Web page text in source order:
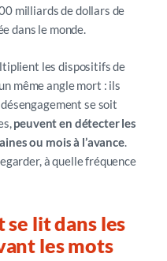
milliards de dollars de
dans le monde.
les dispositifs de
même angle mort : ils
se soit
peuvent en détecter les
ou mois à l’avance.
à quelle fréquence
se lit dans les
les mots